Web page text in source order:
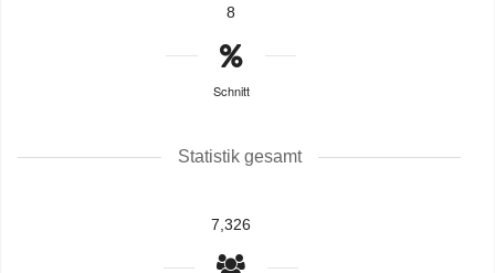
8
Schnitt
Statistik gesamt
7,326